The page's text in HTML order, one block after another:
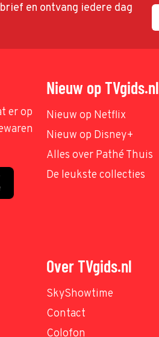
en ontvang iedere dag
er op
Nieuw op TVgids.nl
Nieuw op Netflix
Nieuw op Disney+
Alles over Pathé Thuis
De leukste collecties
Over TVgids.nl
SkyShowtime
Contact
Colofon